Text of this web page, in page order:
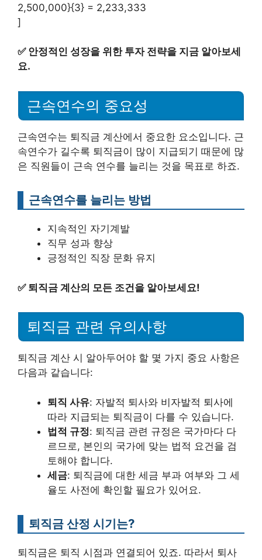
2,500,000}{3} = 2,233,333
]
✅ 안정적인 성장을 위한 투자 전략을 지금 알아보세
요.
근속연수의 중요성
근속연수는 퇴직금 계산에서 중요한 요소입니다. 근
속연수가 길수록 퇴직금이 많이 지급되기 때문에 많
은 직원들이 근속 연수를 늘리는 것을 목표로 하죠.
근속연수를 늘리는 방법
지속적인 자기계발
직무 성과 향상
긍정적인 직장 문화 유지
✅ 퇴직금 계산의 모든 조건을 알아보세요!
퇴직금 관련 유의사항
퇴직금 계산 시 알아두어야 할 몇 가지 중요 사항은
다음과 같습니다:
퇴직 사유: 자발적 퇴사와 비자발적 퇴사에
따라 지급되는 퇴직금이 다를 수 있습니다.
법적 규정: 퇴직금 관련 규정은 국가마다 다
르므로, 본인의 국가에 맞는 법적 요건을 검
토해야 합니다.
세금: 퇴직금에 대한 세금 부과 여부와 그 세
율도 사전에 확인할 필요가 있어요.
퇴직금 산정 시기는?
퇴직금은 퇴직 시점과 연결되어 있죠. 따라서 퇴사